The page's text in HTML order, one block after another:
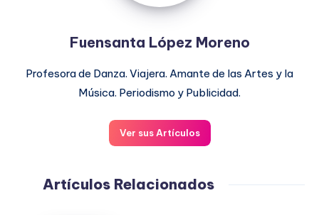
Fuensanta López Moreno
Profesora de Danza. Viajera. Amante de las Artes y la
Música. Periodismo y Publicidad.
Ver sus Artículos
Artículos Relacionados